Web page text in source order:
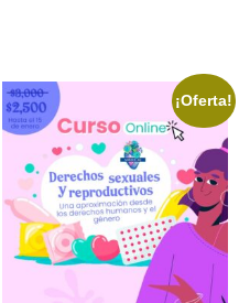
¡Oferta!